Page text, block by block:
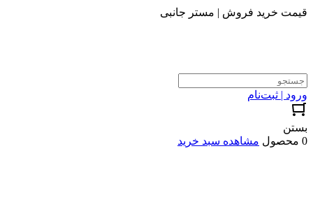
قیمت خرید فروش | مستر جانبی
ورود | ثبت‌نام
بستن
0 محصول
مشاهده سبد خرید